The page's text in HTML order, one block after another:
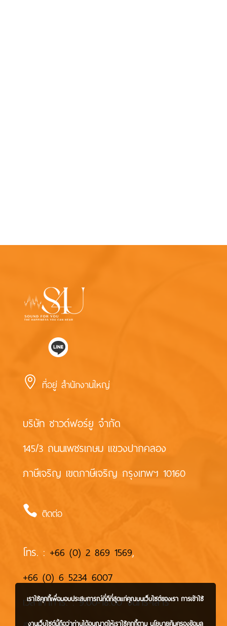
 ที่อยู่ สำนักงานใหญ่
บริษัท ซาวด์ฟอร์ยู จำกัด
145/3 ถนนเพชรเกษม แขวงปากคลอง
ภาษีเจริญ เขตภาษีเจริญ กรุงเทพฯ 10160
 ติดต่อ
โทร. : +66 (0) 2 869 1569,
+66 (0) 6 5234 6007
เวลาทำการ. : 9:00-18:00 จันทร์-เสาร์
เราใช้คุกกี้เพื่อมอบประสบการณ์ที่ดีที่สุดแก่คุณบนเว็บไซต์ของเรา การเข้าใช้